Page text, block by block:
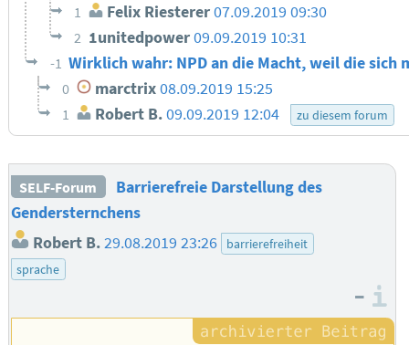
1 Felix Riesterer07.09.2019 09:30
2 1unitedpower09.09.2019 10:31
-1 Wirklich wahr: NPD an die Macht, weil die sich
0 marctrix 08.09.2019 15:25
1 Robert B. 09.09.2019 12:04 zu diesem forum
SELF-Forum
Barrierefreie Darstellung des
Gendersternchens
Robert B. 29.08.2019 23:26
barrierefreiheit
sprache
–